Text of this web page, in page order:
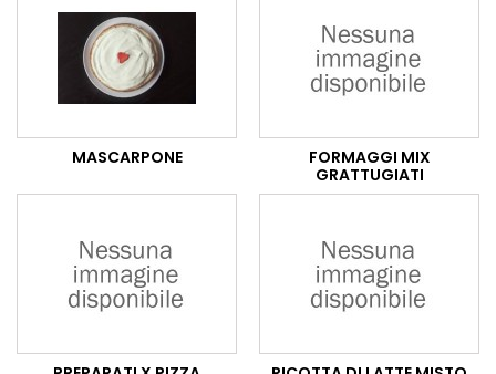
MASCARPONE
FORMAGGI MIX
GRATTUGIATI